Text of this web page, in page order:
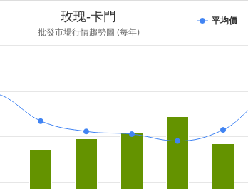
玫瑰-卡門
批發市場行情趨勢圖 (每年)
平均價